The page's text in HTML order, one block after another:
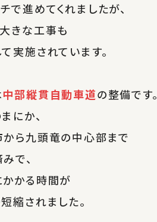
で進めてくれましたが、
きな工事も
実施されています。
中部縦貫自動車道の整備です。
にか、
ら九頭竜の中心部まで
で、
かる時間が
縮されました。